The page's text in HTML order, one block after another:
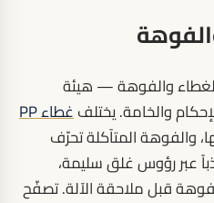
والفوهة — هيئة
والخامة. يختلف
غطاء PP
والفوهة المتآكلة تحرّف
عبر رؤوس غلق سليمة،
قبل ملاحقة الآلة. تصفّح